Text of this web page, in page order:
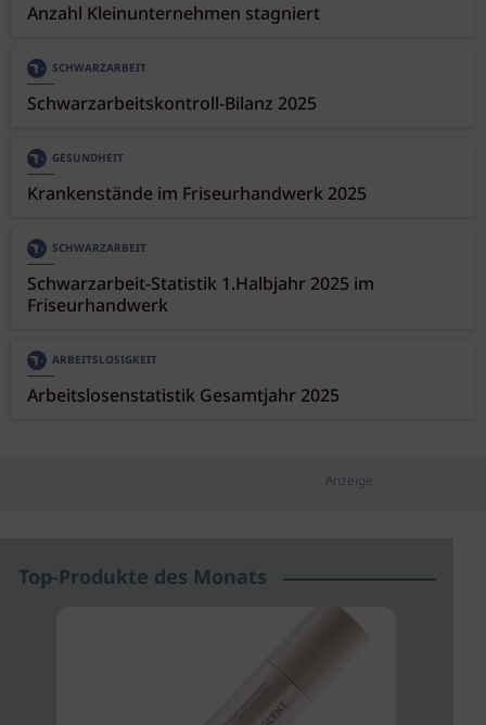
Anzahl Kleinunternehmen stagniert
SCHWARZARBEIT
Schwarzarbeitskontroll-Bilanz 2025
GESUNDHEIT
Krankenstände im Friseurhandwerk 2025
SCHWARZARBEIT
Schwarzarbeit-Statistik 1.Halbjahr 2025 im
Friseurhandwerk
ARBEITSLOSIGKEIT
Arbeitslosenstatistik Gesamtjahr 2025
Anzeige
Top-Produkte des Monats